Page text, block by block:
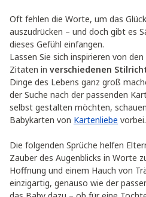
Oft fehlen die Worte, um das
auszudrücken – und doch gibt es
dieses Gefühl einfangen.
Lassen Sie sich inspirieren von
Zitaten in verschiedenen
Dinge des Lebens ganz groß
der Suche nach der passenden
selbst gestalten möchten,
Babykarten von Kartenliebe vorbei.
Die folgenden Sprüche helfen
Zauber des Augenblicks in Worte
Hoffnung und einem Hauch von
einzigartig, genauso wie der